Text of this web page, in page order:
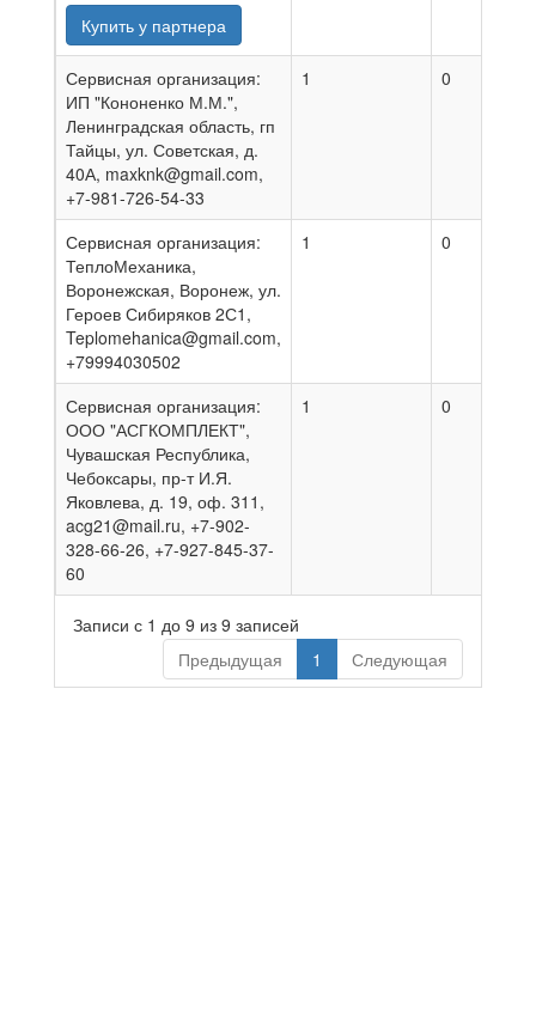
Купить у партнера
Сервисная организация:
ИП "Кононенко М.М.",
Ленинградская область, гп
Тайцы, ул. Советская, д.
40А, maxknk@gmail.com,
+7-981-726-54-33
1 0
Сервисная организация:
ТеплоМеханика,
Воронежская, Воронеж, ул.
Героев Сибиряков 2С1,
Teplomehanica@gmail.com,
+79994030502
1 0
Сервисная организация:
ООО "АСГКОМПЛЕКТ",
Чувашская Республика,
Чебоксары, пр-т И.Я.
Яковлева, д. 19, оф. 311,
acg21@mail.ru, +7-902-
328-66-26, +7-927-845-37-
60
1 0
Записи с 1 до 9 из 9 записей
Предыдущая
1 Следующая